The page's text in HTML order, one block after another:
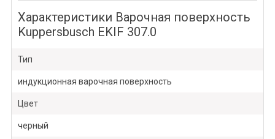
Характеристики Варочная поверхность
Kuppersbusch EKIF 307.0
Тип
индукционная варочная поверхность
Цвет
черный